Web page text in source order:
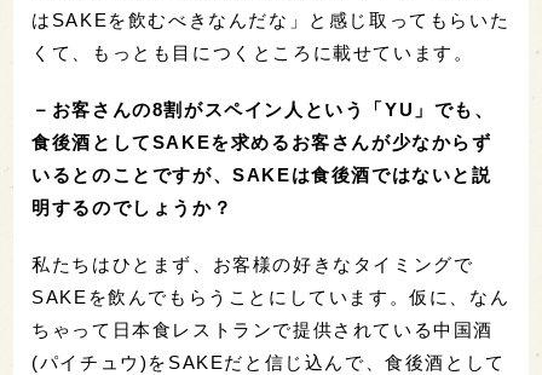
はSAKEを飲むべきなんだな」と感じ取ってもらいた
くて、もっとも目につくところに載せています。
－お客さんの8割がスペイン人という「YU」でも、
食後酒としてSAKEを求めるお客さんが少なからず
いるとのことですが、SAKEは食後酒ではないと説
明するのでしょうか？
私たちはひとまず、お客様の好きなタイミングで
SAKEを飲んでもらうことにしています。仮に、なん
ちゃって日本食レストランで提供されている中国酒
(パイチュウ)をSAKEだと信じ込んで、食後酒として